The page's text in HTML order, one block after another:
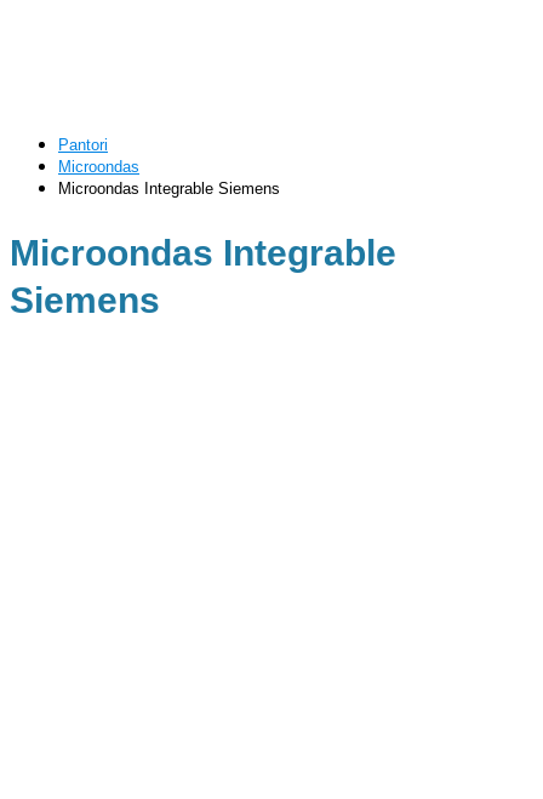
Pantori
Microondas
Microondas Integrable Siemens
Microondas Integrable
Siemens